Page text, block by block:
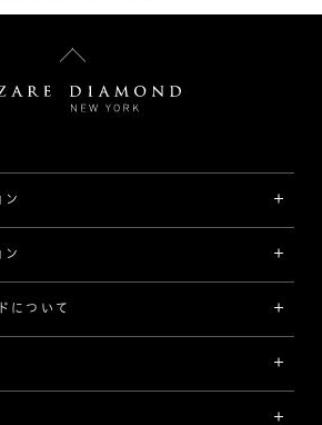
ン
リング）
ン
ントップ
について
ドについて